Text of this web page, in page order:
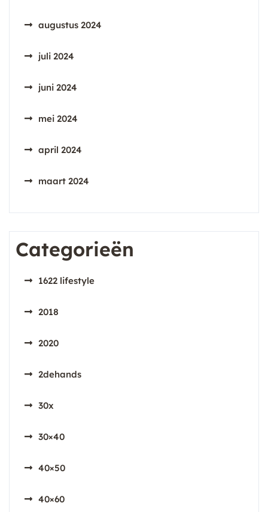
augustus 2024
juli 2024
juni 2024
mei 2024
april 2024
maart 2024
Categorieën
1622 lifestyle
2018
2020
2dehands
30x
30×40
40×50
40×60